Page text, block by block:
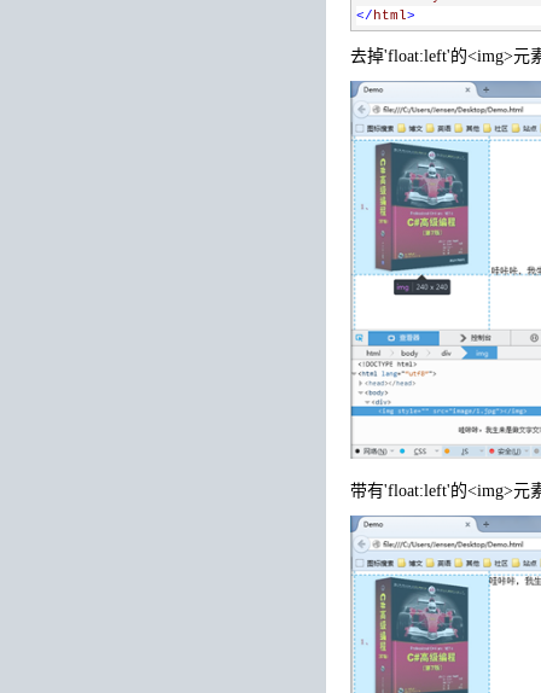
</ html>
去掉'float:left'的<img>元
带有'float:left'的<img>元